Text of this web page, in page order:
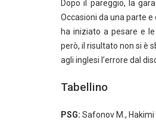
Dopo il pareggio, la
Occasioni da una parte
ha iniziato a pesare e
però, il risultato non si è
agli inglesi l’errore dal
Tabellino
PSG: Safonov M., Hakimi